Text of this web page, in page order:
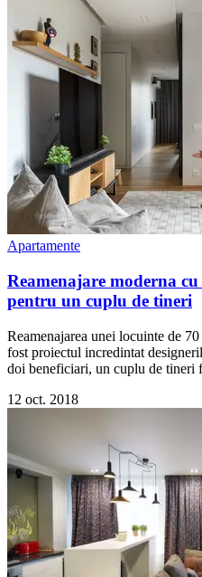
Apartamente
Reamenajare moderna
pentru un cuplu de tineri
Reamenajarea unei locuinte de
fost proiectul incredintat
doi beneficiari, un cuplu de tineri
12 oct. 2018